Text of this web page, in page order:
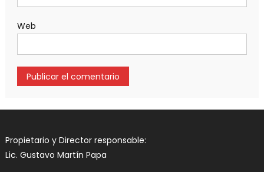
Web
Propietario y Director responsable:
Lic. Gustavo Martín Papa